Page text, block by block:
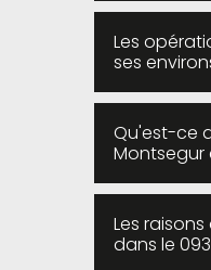
Les
ses
Qu'est-ce
Montsegur
Les
dans le